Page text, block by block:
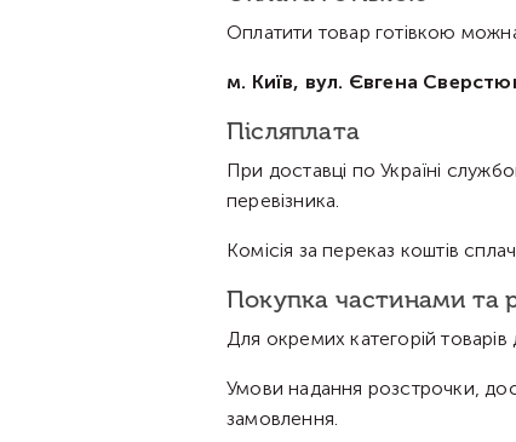
Оплатити товар готівкою
м. Київ, вул. Євгена
Післяплата
При доставці по Україні
перевізника.
Комісія за переказ коштів
Покупка частинами та
Для окремих категорій
Умови надання розстрочки,
замовлення.